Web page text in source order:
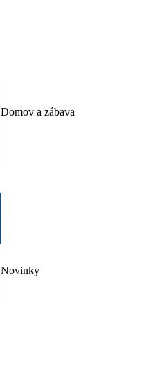
Domov a zábava
Novinky